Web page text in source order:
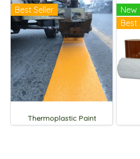
Best Seller
Thermoplastic Paint
New
Best